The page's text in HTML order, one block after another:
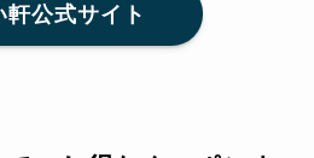
軒公式サイト